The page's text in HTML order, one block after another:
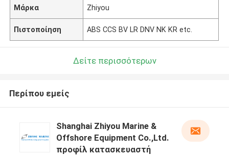
Μάρκα Zhiyou
Πιστοποίηση ABS CCS BV LR DNV NK KR etc.
Δείτε περισσότερων
Περίπου εμείς
Shanghai Zhiyou Marine &
Offshore Equipment Co.,Ltd.
προφίλ κατασκευαστή